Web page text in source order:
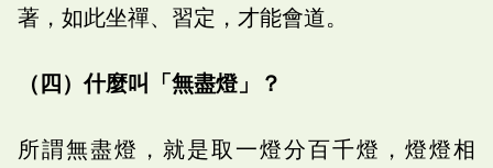
著，如此坐禪、習定，才能會道。
（四）什麼叫「無盡燈」？
所謂無盡燈，就是取一燈分百千燈，燈燈相